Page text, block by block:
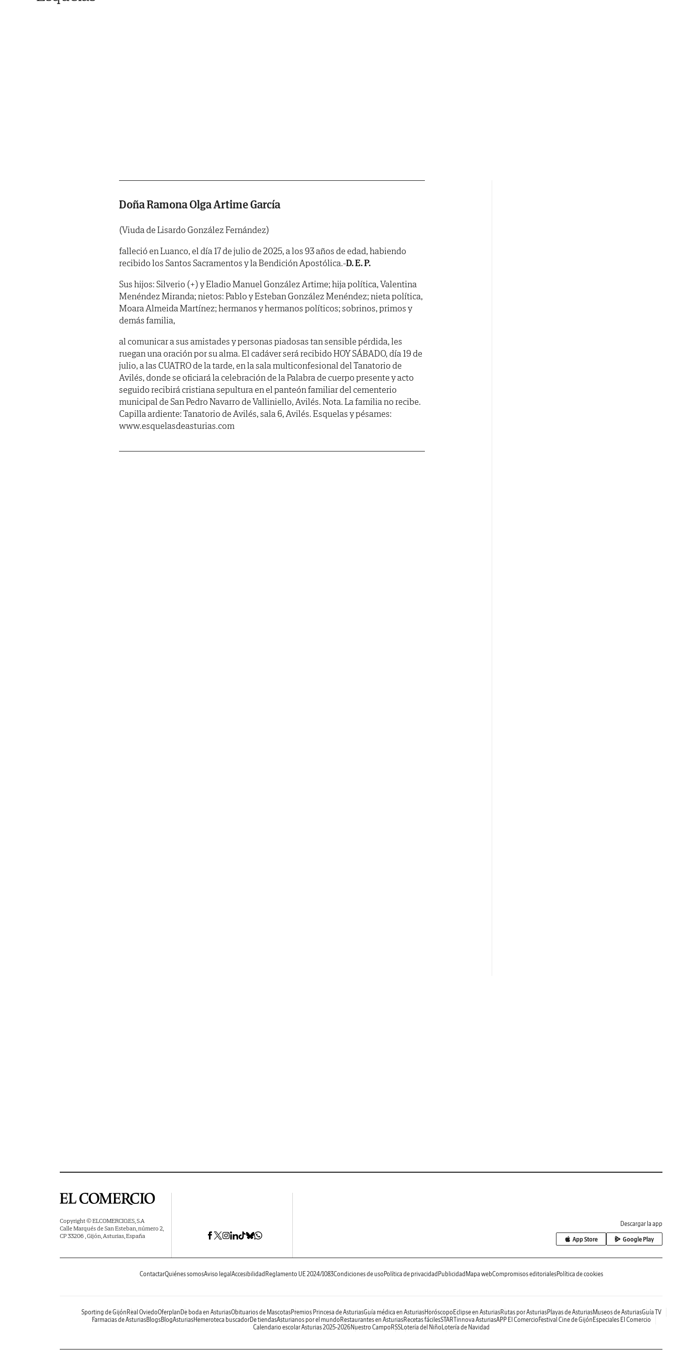
Doña Ramona Olga Artime García
(Viuda de Lisardo González Fernández)
falleció en Luanco, el día 17 de julio de 2025, a los 93 años de edad, habiendo
recibido los Santos Sacramentos y la Bendición Apostólica.-D. E. P.
Sus hijos: Silverio (+) y Eladio Manuel González Artime; hija política, Valentina
Menéndez Miranda; nietos: Pablo y Esteban González Menéndez; nieta política,
Moara Almeida Martínez; hermanos y hermanos políticos; sobrinos, primos y
demás familia,
al comunicar a sus amistades y personas piadosas tan sensible pérdida, les
ruegan una oración por su alma. El cadáver será recibido HOY SÁBADO, día 19 de
julio, a las CUATRO de la tarde, en la sala multiconfesional del Tanatorio de
Avilés, donde se oficiará la celebración de la Palabra de cuerpo presente y acto
seguido recibirá cristiana sepultura en el panteón familiar del cementerio
municipal de San Pedro Navarro de Valliniello, Avilés. Nota. La familia no recibe.
Capilla ardiente: Tanatorio de Avilés, sala 6, Avilés. Esquelas y pésames:
www.esquelasdeasturias.com
Copyright © ELCOMERCIO.ES, S.A
Calle Marqués de San Esteban, número 2,
CP 33206 , Gijón, Asturias, España
Descargar la app
App Store Google Play
ContactarQuiénes somosAviso legal Accesibilidad Reglamento UE 2024/1083Condiciones de uso Política de privacidad Publicidad Mapa webCompromisos editorialesPolítica de cookies
Sporting de Gijón Real OviedoOferplan De boda en AsturiasObituarios de MascotasPremios Princesa de AsturiasGuía médica en AsturiasHoróscopo Eclipse en AsturiasRutas por AsturiasPlayas de AsturiasMuseos de AsturiasGuía TV
Farmacias de AsturiasBlogsBlogAsturiasHemeroteca buscadorDe tiendasAsturianos por el mundo Restaurantes en AsturiasRecetas fácilesSTARTinnova AsturiasAPP El Comercio Festival Cine de Gijón Especiales El Comercio
Calendario escolar Asturias 2025-2026Nuestro Campo RSSLotería del Niño Lotería de Navidad